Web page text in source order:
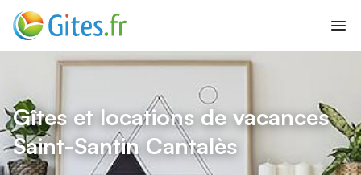
Gîtes et locations de vacances
Saint-Santin Cantalès